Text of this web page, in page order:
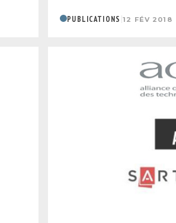
PUBLICATIONS |12 FÉV 2018